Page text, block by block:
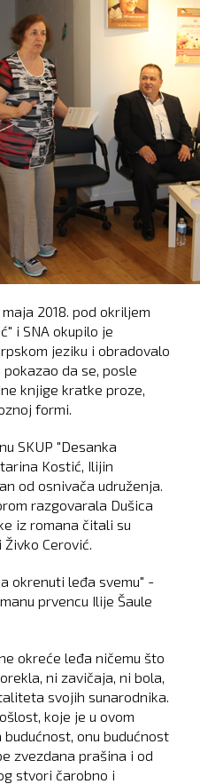
2018. pod okriljem
i SNA okupilo je
jeziku i obradovalo
da se, posle
knjige kratke proze,
formi.
SKUP "Desanka
Kostić, Ilijin
od osnivača udruženja.
razgovarala Dušica
iz romana čitali su
Cerović.
okrenuti leđa svemu" -
prvencu Ilije Šaule
okreće leđa ničemu što
ni zavičaja, ni bola,
svojih sunarodnika.
koje je u ovom
onu budućnost
zvezdana prašina i od
stvori čarobno i